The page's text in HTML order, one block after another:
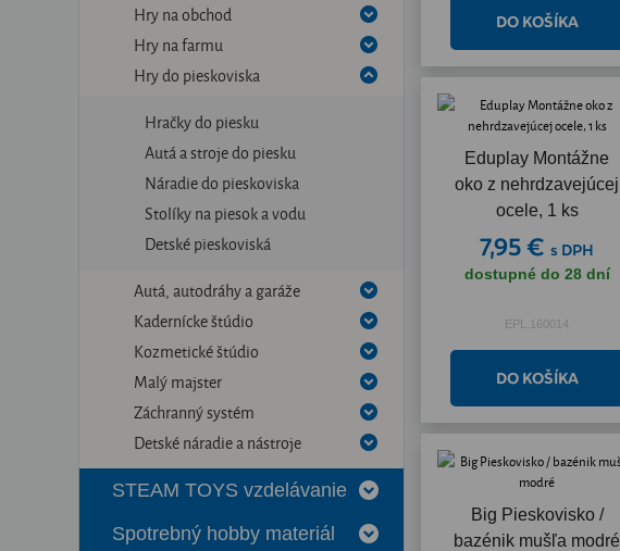
Hry na obchod
Hry na farmu
Hry do pieskoviska
Hračky do piesku
Autá a stroje do piesku
Náradie do pieskoviska
Stolíky na piesok a vodu
Detské pieskoviská
Autá, autodráhy a garáže
Kadernícke štúdio
Kozmetické štúdio
Malý majster
Záchranný systém
Detské náradie a nástroje
STEAM TOYS vzdelávanie
Spotrebný hobby materiál
Eduplay Montážne
oko z nehrdzavejúcej
ocele, 1 ks
7,95 €s DPH
dostupné do 28 dní
EPL.160014
Big Pieskovisko /
bazénik mušľa modré